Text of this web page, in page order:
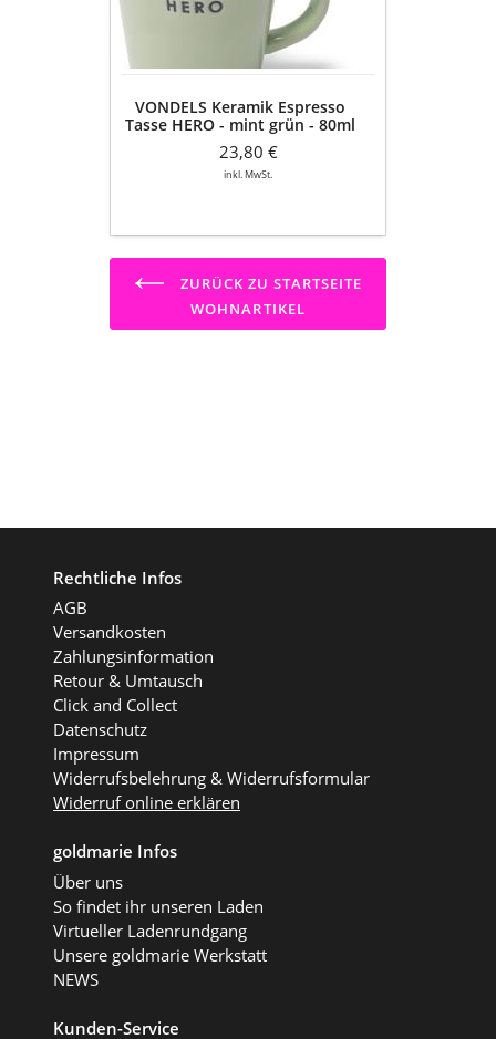
mint
grün
2er
VONDELS Keramik Espresso
Tasse HERO - mint grün - 80ml
- 2er Set
23,80 €
inkl. MwSt.
ZURÜCK ZU STARTSEITE
WOHNARTIKEL
Rechtliche Infos
AGB
Versandkosten
Zahlungsinformation
Retour & Umtausch
Click and Collect
Datenschutz
Impressum
Widerrufsbelehrung & Widerrufsformular
Widerruf online erklären
goldmarie Infos
Über uns
So findet ihr unseren Laden
Virtueller Ladenrundgang
Unsere goldmarie Werkstatt
NEWS
Kunden-Service